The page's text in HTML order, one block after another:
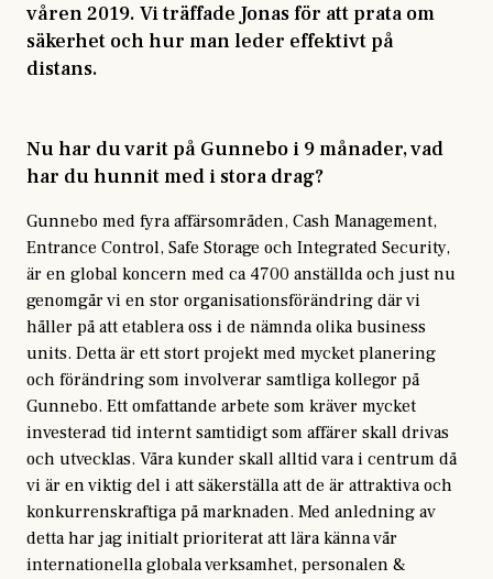
våren 2019. Vi träffade Jonas för att prata om
säkerhet och hur man leder effektivt på
distans.
Nu har du varit på Gunnebo i 9 månader, vad
har du hunnit med i stora drag?
Gunnebo med fyra affärsområden, Cash Management,
Entrance Control, Safe Storage och Integrated Security,
är en global koncern med ca 4700 anställda och just nu
genomgår vi en stor organisationsförändring där vi
håller på att etablera oss i de nämnda olika business
units. Detta är ett stort projekt med mycket planering
och förändring som involverar samtliga kollegor på
Gunnebo. Ett omfattande arbete som kräver mycket
investerad tid internt samtidigt som affärer skall drivas
och utvecklas. Våra kunder skall alltid vara i centrum då
vi är en viktig del i att säkerställa att de är attraktiva och
konkurrenskraftiga på marknaden. Med anledning av
detta har jag initialt prioriterat att lära känna vår
internationella globala verksamhet, personalen &